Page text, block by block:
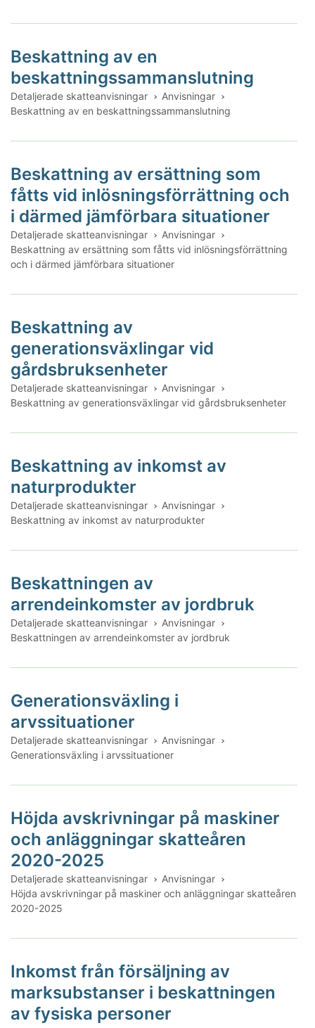
Beskattning av en
beskattningssammanslutning
Detaljerade skatteanvisningar
Anvisningar
Beskattning av en beskattningssammanslutning
Beskattning av ersättning som
fåtts vid inlösningsförrättning och
i därmed jämförbara situationer
Detaljerade skatteanvisningar
Anvisningar
Beskattning av ersättning som fåtts vid inlösningsförrättning
och i därmed jämförbara situationer
Beskattning av
generationsväxlingar vid
gårdsbruksenheter
Detaljerade skatteanvisningar
Anvisningar
Beskattning av generationsväxlingar vid gårdsbruksenheter
Beskattning av inkomst av
naturprodukter
Detaljerade skatteanvisningar
Anvisningar
Beskattning av inkomst av naturprodukter
Beskattningen av
arrendeinkomster av jordbruk
Detaljerade skatteanvisningar
Anvisningar
Beskattningen av arrendeinkomster av jordbruk
Generationsväxling i
arvssituationer
Detaljerade skatteanvisningar
Anvisningar
Generationsväxling i arvssituationer
Höjda avskrivningar på maskiner
och anläggningar skatteåren
2020-2025
Detaljerade skatteanvisningar
Anvisningar
Höjda avskrivningar på maskiner och anläggningar skatteåren
2020-2025
Inkomst från försäljning av
marksubstanser i beskattningen
av fysiska personer